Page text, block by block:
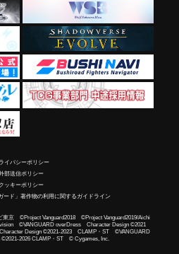
イバシーポリシー
部送信ポリシー
クッキーポリシー
ード」著作物の利用に関するガイドライン
京 ©Project Vanguard2018 ©Project Vanguard2019/Aichi
©VANGUARD overDress Character Design ©2021
Design ©2021-2023 CLAMP・ST ©VANGUARD
2026 CLAMP・ST © Cygames, Inc.